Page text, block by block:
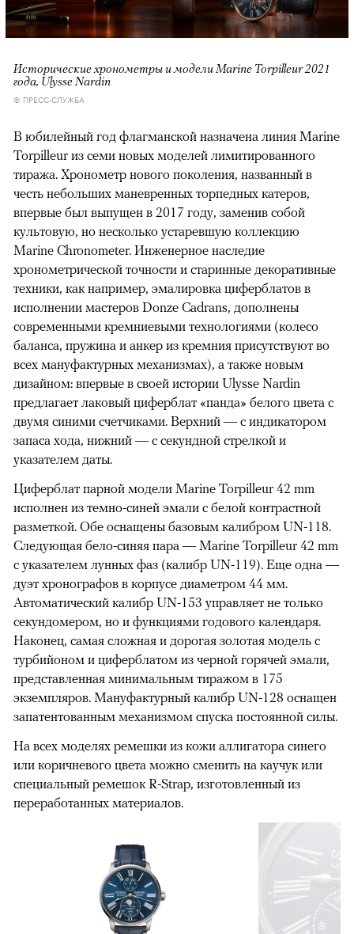
Исторические хронометры и модели Marine Torpilleur 2021
года, Ulysse Nardin
© ПРЕСС-СЛУЖБА
В юбилейный год флагманской назначена линия Marine
Torpilleur из семи новых моделей лимитированного
тиража. Хронометр нового поколения, названный в
честь небольших маневренных торпедных катеров,
впервые был выпущен в 2017 году, заменив собой
культовую, но несколько устаревшую коллекцию
Marine Chronometer. Инженерное наследие
хронометрической точности и старинные декоративные
техники, как например, эмалировка циферблатов в
исполнении мастеров Donze Cadrans, дополнены
современными кремниевыми технологиями (колесо
баланса, пружина и анкер из кремния присутствуют во
всех мануфактурных механизмах), а также новым
дизайном: впервые в своей истории Ulysse Nardin
предлагает лаковый циферблат «панда» белого цвета с
двумя синими счетчиками. Верхний — с индикатором
запаса хода, нижний — с секундной стрелкой и
указателем даты.
Циферблат парной модели Marine Torpilleur 42 mm
исполнен из темно-синей эмали с белой контрастной
разметкой. Обе оснащены базовым калибром UN-118.
Следующая бело-синяя пара — Marine Torpilleur 42 mm
с указателем лунных фаз (калибр UN-119). Еще одна —
дуэт хронографов в корпусе диаметром 44 мм.
Автоматический калибр UN-153 управляет не только
секундомером, но и функциями годового календаря.
Наконец, самая сложная и дорогая золотая модель с
турбийоном и циферблатом из черной горячей эмали,
представленная минимальным тиражом в 175
экземпляров. Мануфактурный калибр UN-128 оснащен
запатентованным механизмом спуска постоянной силы.
На всех моделях ремешки из кожи аллигатора синего
или коричневого цвета можно сменить на каучук или
специальный ремешок R-Strap, изготовленный из
переработанных материалов.